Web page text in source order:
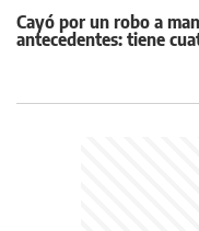
Cayó por un robo a
antecedentes: tiene